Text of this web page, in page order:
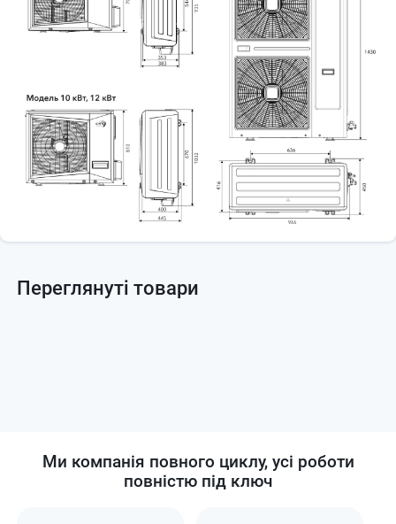
Переглянуті товари
Ми компанія повного циклу, усі роботи
повністю під ключ